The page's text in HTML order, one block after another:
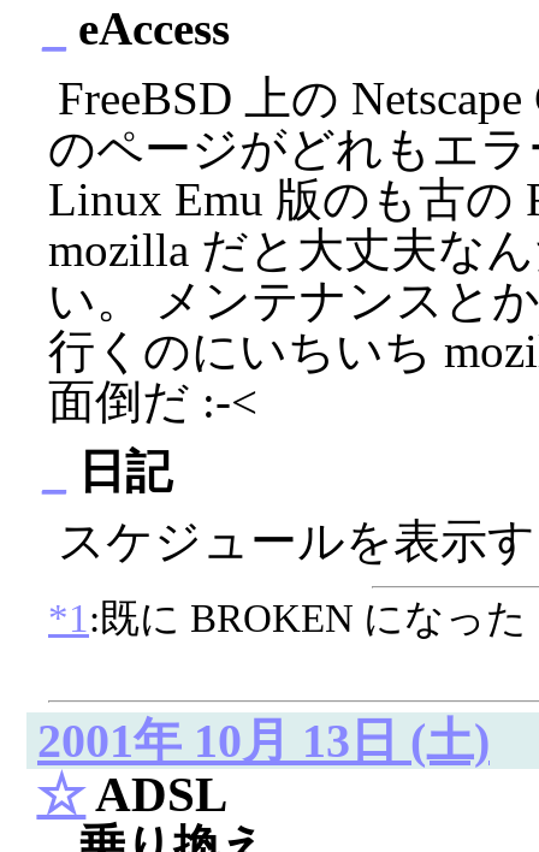
eAccess
FreeBSD 上の
のページがどれもエ
Linux Emu 版のも古の
mozilla だと大丈夫な
い。 メンテナンスと
行くのにいちいち
面倒だ :-<
日記
スケジュールを表示
*1 :既に BROKEN になった
2001年 10月 13日 (土)
☆ADSL